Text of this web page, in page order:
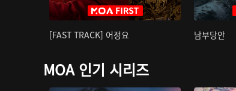
[FAST TRACK] 어정요 남부당안
MOA 인기 시리즈